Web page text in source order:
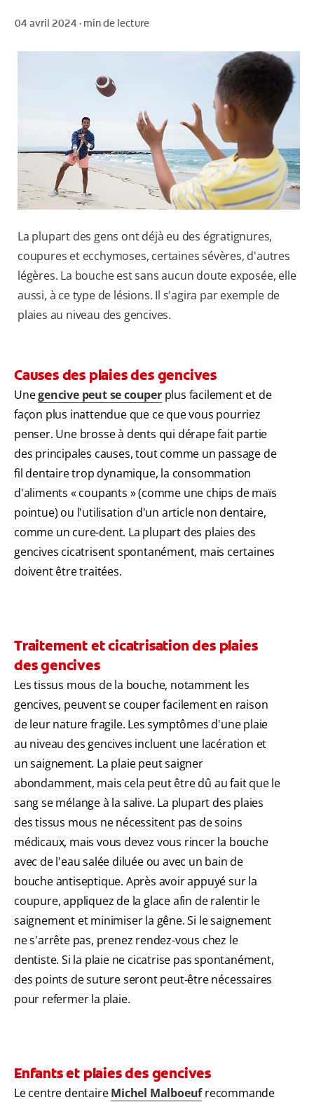
POUR LES PROFESSIONNELS
CH (FR)
04 avril 2024 · min de lecture
La plupart des gens ont déjà eu des égratignures,
coupures et ecchymoses, certaines sévères, d'autres
légères. La bouche est sans aucun doute exposée, elle
aussi, à ce type de lésions. Il s'agira par exemple de
plaies au niveau des gencives.
Causes des plaies des gencives
Unegencive peut se couperplus facilement et de
façon plus inattendue que ce que vous pourriez
penser. Une brosse à dents qui dérape fait partie
des principales causes, tout comme un passage de
fil dentaire trop dynamique, la consommation
d'aliments « coupants » (comme une chips de maïs
pointue) ou l'utilisation d'un article non dentaire,
comme un cure-dent. La plupart des plaies des
gencives cicatrisent spontanément, mais certaines
doivent être traitées.
Traitement et cicatrisation des plaies
des gencives
Les tissus mous de la bouche, notamment les
gencives, peuvent se couper facilement en raison
de leur nature fragile. Les symptômes d'une plaie
au niveau des gencives incluent une lacération et
un saignement. La plaie peut saigner
abondamment, mais cela peut être dû au fait que le
sang se mélange à la salive. La plupart des plaies
des tissus mous ne nécessitent pas de soins
médicaux, mais vous devez vous rincer la bouche
avec de l'eau salée diluée ou avec un bain de
bouche antiseptique. Après avoir appuyé sur la
coupure, appliquez de la glace afin de ralentir le
saignement et minimiser la gêne. Si le saignement
ne s'arrête pas, prenez rendez-vous chez le
dentiste. Si la plaie ne cicatrise pas spontanément,
des points de suture seront peut-être nécessaires
pour refermer la plaie.
Enfants et plaies des gencives
Le centre dentaireMichel Malboeufrecommande